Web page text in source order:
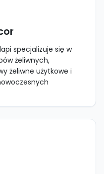
specjalizuje się w
żeliwnych,
żeliwne użytkowe i